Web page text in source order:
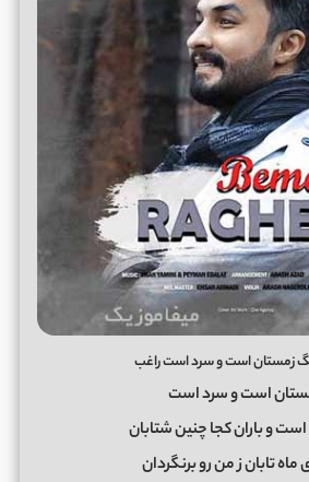
زمستان است و سرد است راغب
است و سرد است
و باران کجا چنین شتابان
ماه تابان ز من رو برنگردان